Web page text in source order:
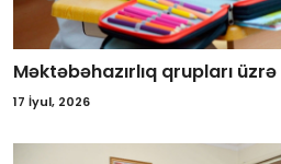
Məktəbəhazırlıq qrupları
17 İyul, 2026